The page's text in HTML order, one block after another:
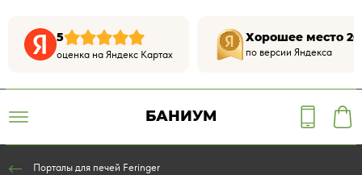
5
оценка на Яндекс Картах
Хорошее место
по версии Яндекса
БАНИУМ
Порталы для печей Feringer